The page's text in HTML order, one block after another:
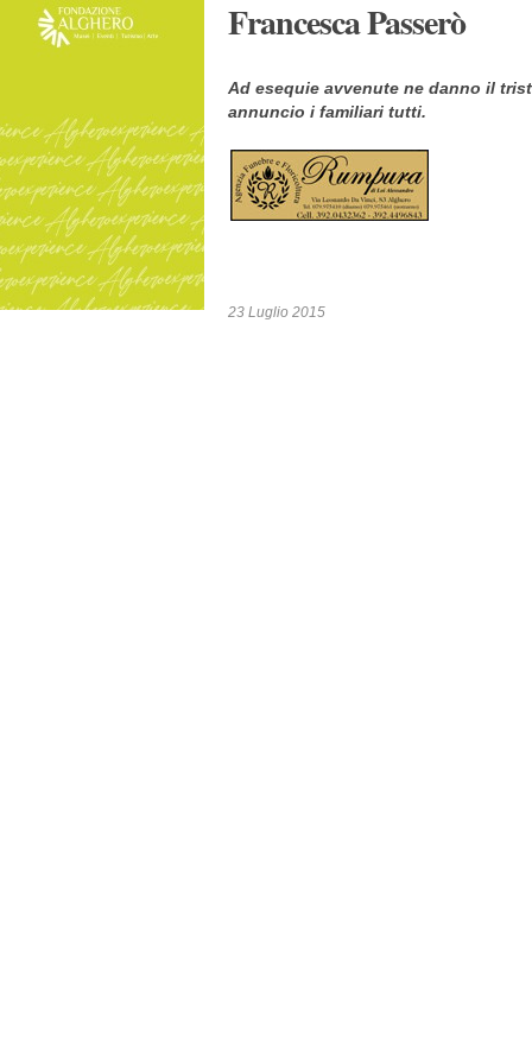
Francesca Passerò
Ad esequie avvenute ne danno il
annuncio i familiari tutti.
23 Luglio 2015